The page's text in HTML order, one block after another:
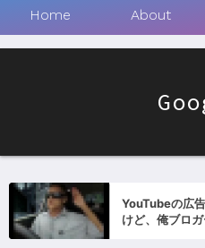
Home About
YouTubeの広
けど、俺ブロ